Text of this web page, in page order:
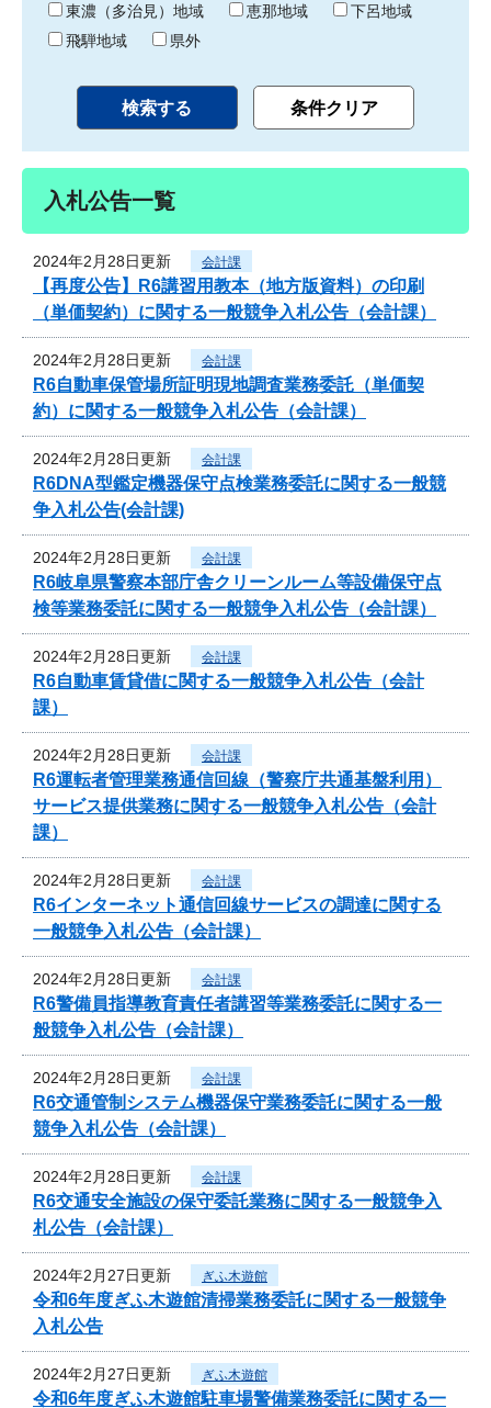
東濃（多治見）地域
恵那地域
下呂地域
飛騨地域
県外
入札公告一覧
2024年2月28日更新 会計課
【再度公告】R6講習用教本（地方版資料）の印刷
（単価契約）に関する一般競争入札公告（会計課）
2024年2月28日更新 会計課
R6自動車保管場所証明現地調査業務委託（単価契
約）に関する一般競争入札公告（会計課）
2024年2月28日更新 会計課
R6DNA型鑑定機器保守点検業務委託に関する一般競
争入札公告(会計課)
2024年2月28日更新 会計課
R6岐阜県警察本部庁舎クリーンルーム等設備保守点
検等業務委託に関する一般競争入札公告（会計課）
2024年2月28日更新 会計課
R6自動車賃貸借に関する一般競争入札公告（会計
課）
2024年2月28日更新 会計課
R6運転者管理業務通信回線（警察庁共通基盤利用）
サービス提供業務に関する一般競争入札公告（会計
課）
2024年2月28日更新 会計課
R6インターネット通信回線サービスの調達に関する
一般競争入札公告（会計課）
2024年2月28日更新 会計課
R6警備員指導教育責任者講習等業務委託に関する一
般競争入札公告（会計課）
2024年2月28日更新 会計課
R6交通管制システム機器保守業務委託に関する一般
競争入札公告（会計課）
2024年2月28日更新 会計課
R6交通安全施設の保守委託業務に関する一般競争入
札公告（会計課）
2024年2月27日更新 ぎふ木遊館
令和6年度ぎふ木遊館清掃業務委託に関する一般競争
入札公告
2024年2月27日更新 ぎふ木遊館
令和6年度ぎふ木遊館駐車場警備業務委託に関する一